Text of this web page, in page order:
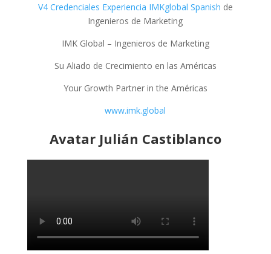
V4 Credenciales Experiencia IMKglobal Spanish de
Ingenieros de Marketing
IMK Global – Ingenieros de Marketing
Su Aliado de Crecimiento en las Américas
Your Growth Partner in the Américas
www.imk.global
Avatar Julián Castiblanco